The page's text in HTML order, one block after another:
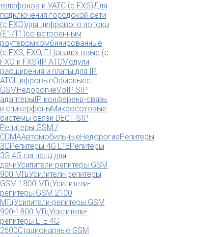
телефонов и УАТС (с FXS)Для
подключения городской сети
(с FXO)для цифрового потока
(E1/T1)со встроенным
роутеромкомбинированные
(c FXS, FXO, E1)аналоговые (с
FXO и FXS)IP АТСМодули
расширения и платы для IP
АТСЦифровыеОфисныес
GSMНедорогиеVoIP SIP
адаптерыIP конференц-связь
и спикерфоныМикросотовые
системы связи DECT SIP
Репитеры GSM /
CDMAАвтомобильныеНедорогиеРепитеры
3GРепитеры 4G LTEРепитеры
3G 4G сигнала для
дачиУсилители-репитеры GSM
900 МГцУсилители-репитеры
GSM 1800 МГцУсилители-
репитеры GSM 2100
МГцУсилители-репитеры GSM
900-1800 МГцУсилители-
репитеры LTE 4G
2600Стационарные GSM